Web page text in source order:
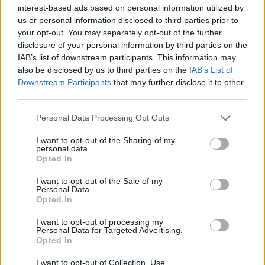
interest-based ads based on personal information utilized by
us or personal information disclosed to third parties prior to
your opt-out. You may separately opt-out of the further
disclosure of your personal information by third parties on the
IAB’s list of downstream participants. This information may
also be disclosed by us to third parties on the IAB’s List of
Downstream Participants that may further disclose it to other
Personal Data Processing Opt Outs
I want to opt-out of the Sharing of my
personal data.
Opted In
I want to opt-out of the Sale of my
Personal Data.
Opted In
I want to opt-out of processing my
Personal Data for Targeted Advertising.
Opted In
I want to opt-out of Collection, Use,
Remzie Osmani
emocionon me dedikimin
për mbesën Ema: Jeta ime
Video/ “Verë dhe
Portokalle” ndez Kavajën,
humor dhe muzikë në
shëtitore
ushqimore nga
temperaturat e larta,
ftohës
Liam Payne para vdekjes